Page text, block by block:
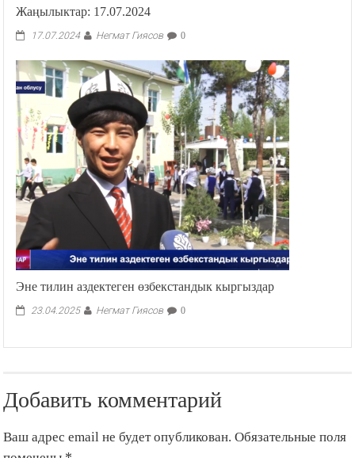
Жаңылыктар: 17.07.2024
17.07.2024 Негмат Гиясов 0
Эне тилин аздектеген өзбекстандык кыргыздар
23.04.2025 Негмат Гиясов 0
Добавить комментарий
Ваш адрес email не будет опубликован. Обязательные поля